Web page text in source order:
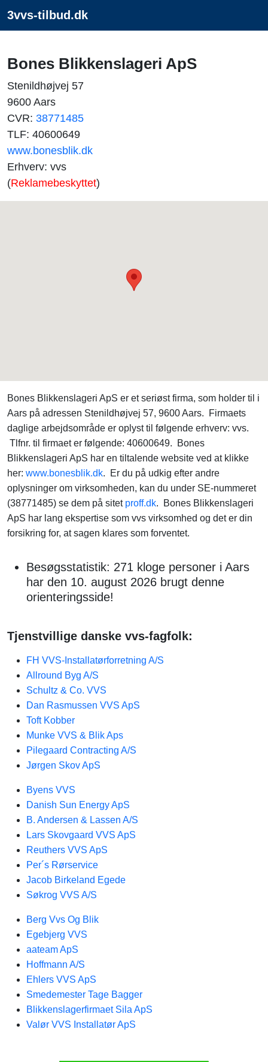
3vvs-tilbud.dk
Bones Blikkenslageri ApS
Stenildhøjvej 57
9600 Aars
CVR: 38771485
TLF: 40600649
www.bonesblik.dk
Erhverv: vvs
(Reklamebeskyttet)
Bones Blikkenslageri ApS er et seriøst firma, som holder til i
Aars på adressen Stenildhøjvej 57, 9600 Aars. Firmaets
daglige arbejdsområde er oplyst til følgende erhverv: vvs.
Tlfnr. til firmaet er følgende: 40600649. Bones
Blikkenslageri ApS har en tiltalende website ved at klikke
her: www.bonesblik.dk. Er du på udkig efter andre
oplysninger om virksomheden, kan du under SE-nummeret
(38771485) se dem på sitet proff.dk. Bones Blikkenslageri
ApS har lang ekspertise som vvs virksomhed og det er din
forsikring for, at sagen klares som forventet.
Besøgsstatistik: 271 kloge personer i Aars
har den 10. august 2026 brugt denne
orienteringsside!
Tjenstvillige danske vvs-fagfolk:
FH VVS-Installatørforretning A/S
Allround Byg A/S
Schultz & Co. VVS
Dan Rasmussen VVS ApS
Toft Kobber
Munke VVS & Blik Aps
Pilegaard Contracting A/S
Jørgen Skov ApS
Byens VVS
Danish Sun Energy ApS
B. Andersen & Lassen A/S
Lars Skovgaard VVS ApS
Reuthers VVS ApS
Per´s Rørservice
Jacob Birkeland Egede
Søkrog VVS A/S
Berg Vvs Og Blik
Egebjerg VVS
aateam ApS
Hoffmann A/S
Ehlers VVS ApS
Smedemester Tage Bagger
Blikkenslagerfirmaet Sila ApS
Valør VVS Installatør ApS